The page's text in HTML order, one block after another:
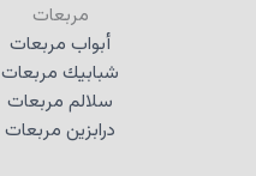
مربعات
أبواب مربعات
شبابيك مربعات
سلالم مربعات
درابزين مربعات